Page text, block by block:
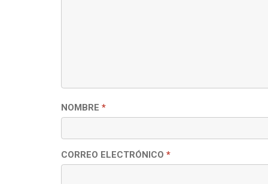
NOMBRE *
CORREO ELECTRÓNICO *